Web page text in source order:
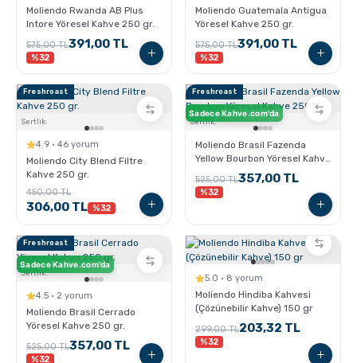
Moliendo Rwanda AB Plus
Intore Yöresel Kahve 250 gr.
575,00 TL391,00 TL
%32
Moliendo Guatemala Antigua
Yöresel Kahve 250 gr.
575,00 TL391,00 TL
%32
Freshroast
Sertlik:
4.9 · 46 yorum
Moliendo City Blend Filtre
Kahve 250 gr.
450,00 TL
306,00 TL %32
Freshroast
Sertlik:
Sadece Kahve.com'da
Moliendo Brasil Fazenda
Yellow Bourbon Yöresel Kahve
525,00 TL357,00 TL
%32
Freshroast
Sertlik:
Sadece Kahve.com'da
4.5 · 2 yorum
Moliendo Brasil Cerrado
Yöresel Kahve 250 gr.
525,00 TL357,00 TL
%32
5.0 · 8 yorum
Moliendo Hindiba Kahvesi
(Çözünebilir Kahve) 150 gr
299,00 TL203,32 TL
%32